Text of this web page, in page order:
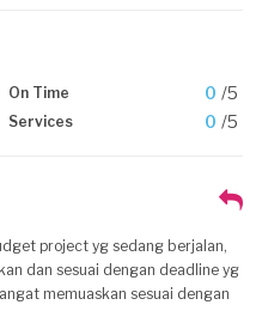
On Time 0 /5
Services 0 /5
project yg sedang berjalan,
dan sesuai dengan deadline yg
memuaskan sesuai dengan